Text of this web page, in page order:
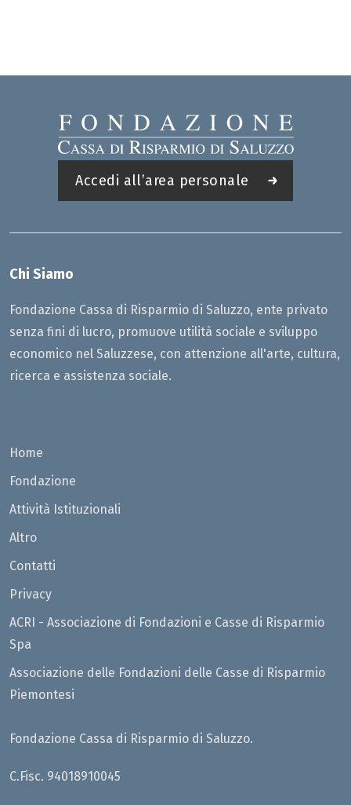
Accedi all’area personale
Chi Siamo
Fondazione Cassa di Risparmio di Saluzzo, ente privato
senza fini di lucro, promuove utilità sociale e sviluppo
economico nel Saluzzese, con attenzione all'arte, cultura,
ricerca e assistenza sociale.
Home
Fondazione
Attività Istituzionali
Altro
Contatti
Privacy
ACRI - Associazione di Fondazioni e Casse di Risparmio
Spa
Associazione delle Fondazioni delle Casse di Risparmio
Piemontesi
Fondazione Cassa di Risparmio di Saluzzo.
C.Fisc. 94018910045